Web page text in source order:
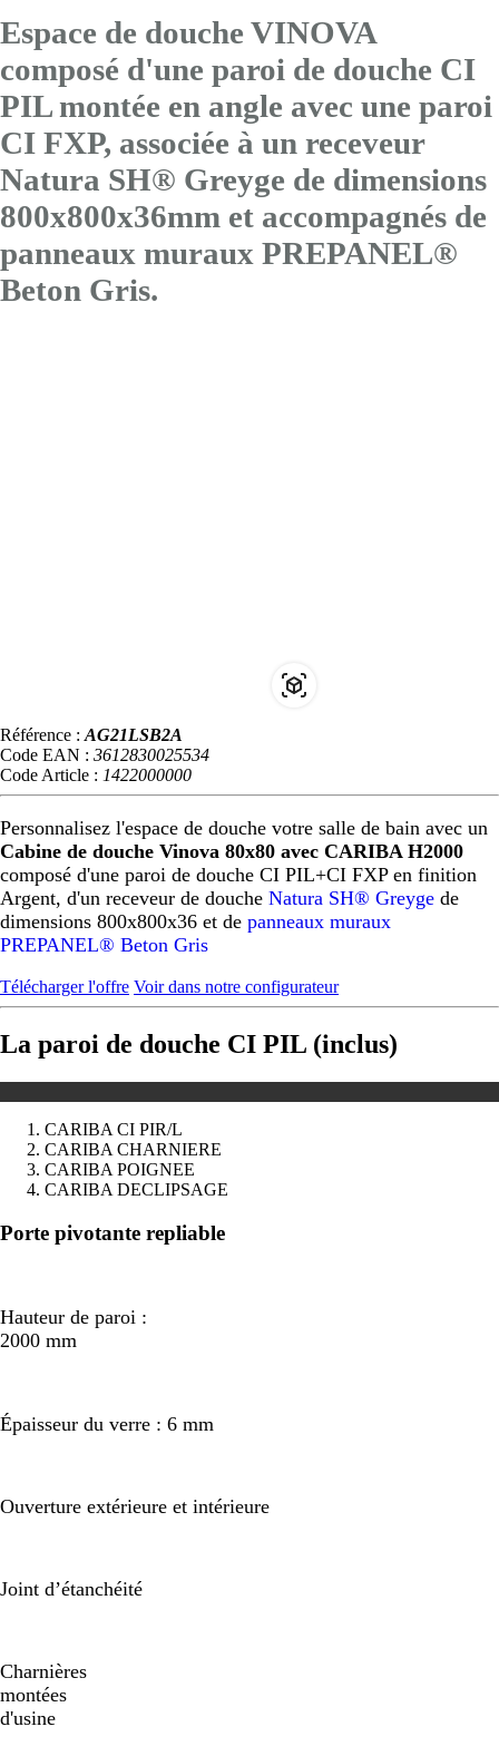
Espace de douche VINOVA
composé d'une paroi de douche CI
PIL montée en angle avec une paroi
CI FXP, associée à un receveur
Natura SH® Greyge de dimensions
800x800x36mm et accompagnés de
panneaux muraux PREPANEL®
Beton Gris.
Référence : AG21LSB2A
Code EAN : 3612830025534
Code Article : 1422000000
Personnalisez l'espace de douche votre salle de bain avec un
Cabine de douche Vinova 80x80 avec CARIBA H2000
composé d'une paroi de douche CI PIL+CI FXP en finition
Argent, d'un receveur de douche Natura SH® Greyge de
dimensions 800x800x36 et de panneaux muraux
PREPANEL® Beton Gris
Télécharger l'offre Voir dans notre configurateur
La paroi de douche CI PIL (inclus)
CARIBA CI PIR/L
CARIBA CHARNIERE
CARIBA POIGNEE
CARIBA DECLIPSAGE
Précédent
Suivant
Porte pivotante repliable
Hauteur de paroi :
2000 mm
Épaisseur du verre : 6 mm
Ouverture extérieure et intérieure
Joint d’étanchéité
Charnières
montées
d'usine